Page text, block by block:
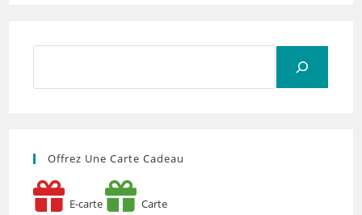
Offrez Une Carte Cadeau
E-carte Carte